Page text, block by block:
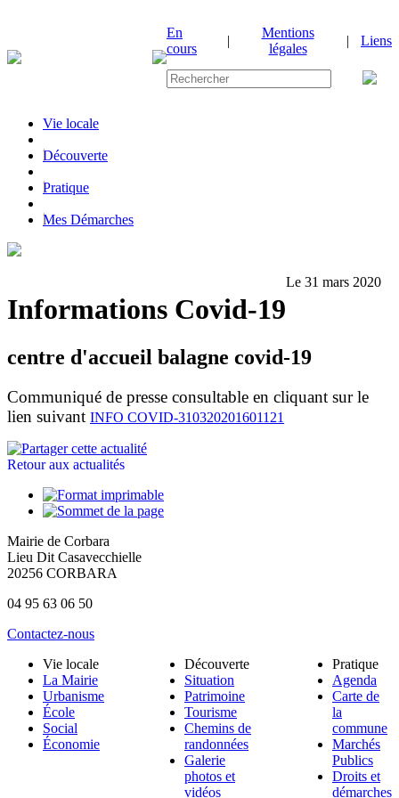
En
cours
|
Mentions
légales
| Liens
Vie locale
|Découverte
|Pratique
|Mes Démarches
Informations Covid-19
Le 31 mars 2020
centre d'accueil balagne covid-19
Communiqué de presse consultable en cliquant sur le
lien suivant INFO COVID-310320201601121
Retour aux actualités
Mairie de Corbara
Lieu Dit Casavecchielle
20256 CORBARA
04 95 63 06 50
Contactez-nous
Vie locale
La Mairie
Urbanisme
École
Social
Économie
Découverte
Situation
Patrimoine
Tourisme
Chemins de
randonnées
Galerie
photos et
vidéos
Pratique
Agenda
Carte de
la
commune
Marchés
Publics
Droits et
démarches